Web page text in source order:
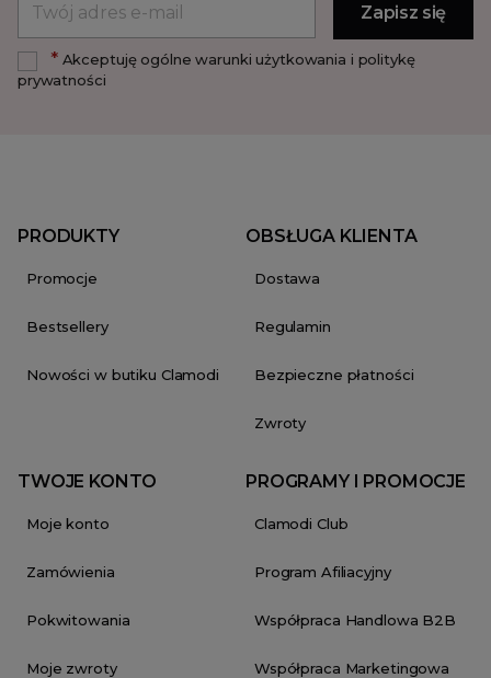
*Akceptuję ogólne warunki użytkowania i politykę
prywatności
PRODUKTY
Promocje
Bestsellery
Nowości w butiku Clamodi
OBSŁUGA KLIENTA
Dostawa
Regulamin
Bezpieczne płatności
Zwroty
TWOJE KONTO
Moje konto
Zamówienia
Pokwitowania
Moje zwroty
PROGRAMY I PROMOCJE
Clamodi Club
Program Afiliacyjny
Współpraca Handlowa B2B
Współpraca Marketingowa